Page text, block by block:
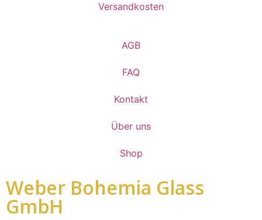
Versandkosten
AGB
FAQ
Kontakt
Über uns
Shop
Weber Bohemia Glass
GmbH